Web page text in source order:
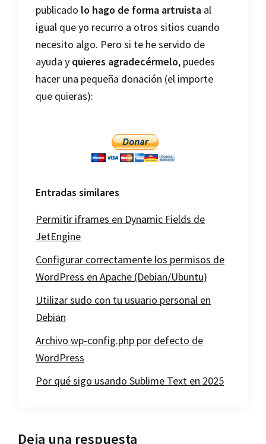
publicado lo hago de forma artruista al
igual que yo recurro a otros sitios cuando
necesito algo. Pero si te he servido de
ayuda y quieres agradecérmelo, puedes
hacer una pequeña donación (el importe
que quieras):
Entradas similares
Permitir iframes en Dynamic Fields de
JetEngine
Configurar correctamente los permisos de
WordPress en Apache (Debian/Ubuntu)
Utilizar sudo con tu usuario personal en
Debian
Archivo wp-config.php por defecto de
WordPress
Por qué sigo usando Sublime Text en 2025
Interacciones
Deja una respuesta